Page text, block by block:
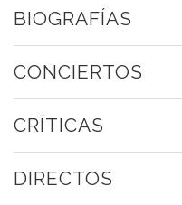
BIOGRAFÍAS
CONCIERTOS
CRÍTICAS
DIRECTOS